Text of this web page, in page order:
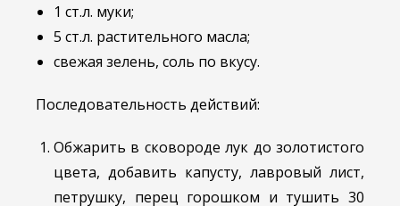
1 ст.л. муки;
5 ст.л. растительного масла;
свежая зелень, соль по вкусу.
Последовательность действий:
Обжарить в сковороде лук до золотистого
цвета, добавить капусту, лавровый лист,
петрушку, перец горошком и тушить 30